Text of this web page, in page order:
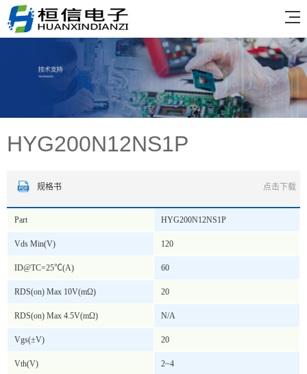
HYG200N12NS1P
规格书 点击下载
Part HYG200N12NS1P
Vds Min(V) 120
ID@TC=25℃(A) 60
RDS(on) Max 10V(mΩ) 20
RDS(on) Max 4.5V(mΩ) N/A
Vgs(±V) 20
Vth(V) 2~4